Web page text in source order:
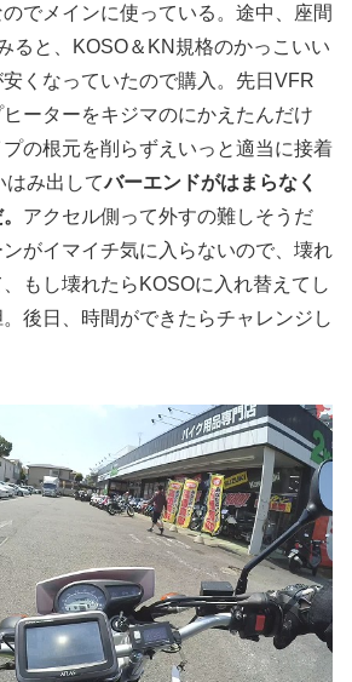
でメインに使っている。途中、座間
ると、KOSO＆KN規格のかっこいい
くなっていたので購入。先日VFR
ーターをキジマのにかえたんだけ
の根元を削らずえいっと適当に接着
はみ出してバーエンドがはまらなく
アクセル側って外すの難しそうだ
がイマイチ気に入らないので、壊れ
もし壊れたらKOSOに入れ替えてし
後日、時間ができたらチャレンジし